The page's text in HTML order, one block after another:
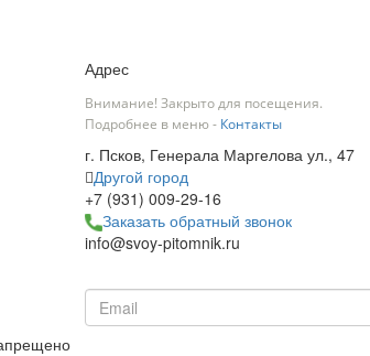
Адрес
Внимание! Закрыто для посещения.
Подробнее в меню - Контакты
г. Псков, Генерала Маргелова ул., 47
Другой город
+7 (931) 009-29-16
Заказать обратный звонок
info@svoy-pitomnik.ru